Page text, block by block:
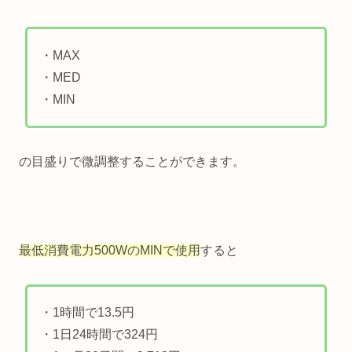
・MAX
・MED
・MIN
の目盛りで微調整することができます。
最低消費電力500WのMINで使用すると
・1時間で13.5円
・1日24時間で324円